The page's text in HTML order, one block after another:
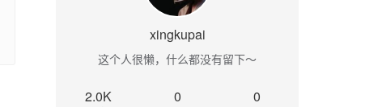
xingkupai
这个人很懒，什么都没有留下～
2.0K 0 0